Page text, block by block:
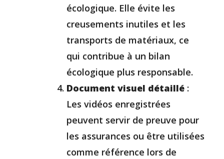
écologique. Elle évite les
creusements inutiles et les
transports de matériaux, ce
qui contribue à un bilan
écologique plus responsable.
Document visuel détaillé :
Les vidéos enregistrées
peuvent servir de preuve pour
les assurances ou être utilisées
comme référence lors de